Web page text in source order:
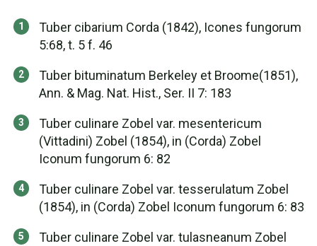
Tuber cibarium Corda (1842), Icones fungorum
5:68, t. 5 f. 46
Tuber bituminatum Berkeley et Broome(1851),
Ann. & Mag. Nat. Hist., Ser. II 7: 183
Tuber culinare Zobel var. mesentericum
(Vittadini) Zobel (1854), in (Corda) Zobel
Iconum fungorum 6: 82
Tuber culinare Zobel var. tesserulatum Zobel
(1854), in (Corda) Zobel Iconum fungorum 6: 83
Tuber culinare Zobel var. tulasneanum Zobel